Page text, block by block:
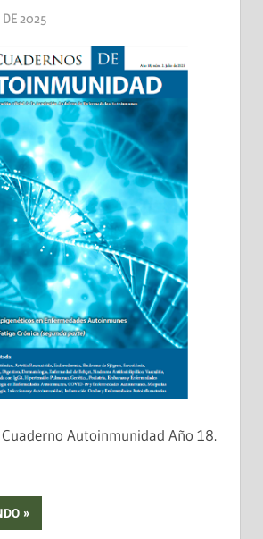
DE 2025
Cuaderno Autoinmunidad Año 18.